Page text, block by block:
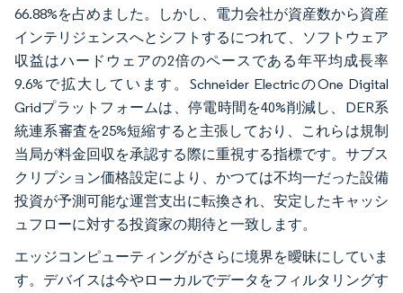
66.88%を占めました。しかし、電力会社が資産数から資産
インテリジェンスへとシフトするにつれて、ソフトウェア
収益はハードウェアの2倍のペースである年平均成長率
9.6%で拡大しています。Schneider ElectricのOne Digital
Gridプラットフォームは、停電時間を40%削減し、DER系
統連系審査を25%短縮すると主張しており、これらは規制
当局が料金回収を承認する際に重視する指標です。サブス
クリプション価格設定により、かつては不均一だった設備
投資が予測可能な運営支出に転換され、安定したキャッシ
ュフローに対する投資家の期待と一致します。
エッジコンピューティングがさらに境界を曖昧にしていま
す。デバイスは今やローカルでデータをフィルタリングす